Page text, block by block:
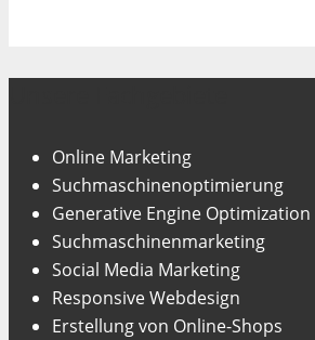
Online Marketing
Suchmaschinenoptimierung
Generative Engine Optimization
Suchmaschinenmarketing
Social Media Marketing
Responsive Webdesign
Erstellung von Online-Shops